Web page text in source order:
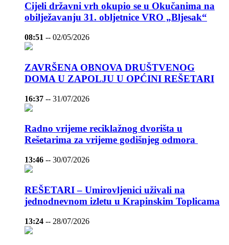
Cijeli državni vrh okupio se u Okučanima na
obilježavanju 31. obljetnice VRO „Bljesak“
08:51 -- 02/05/2026
ZAVRŠENA OBNOVA DRUŠTVENOG
DOMA U ZAPOLJU U OPĆINI REŠETARI
16:37 -- 31/07/2026
Radno vrijeme reciklažnog dvorišta u
Rešetarima za vrijeme godišnjeg odmora
13:46 -- 30/07/2026
REŠETARI – Umirovljenici uživali na
jednodnevnom izletu u Krapinskim Toplicama
13:24 -- 28/07/2026